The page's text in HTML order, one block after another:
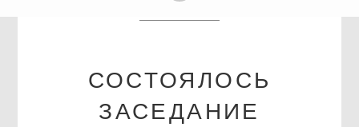
СОСТОЯЛОСЬ
ЗАСЕДАНИЕ